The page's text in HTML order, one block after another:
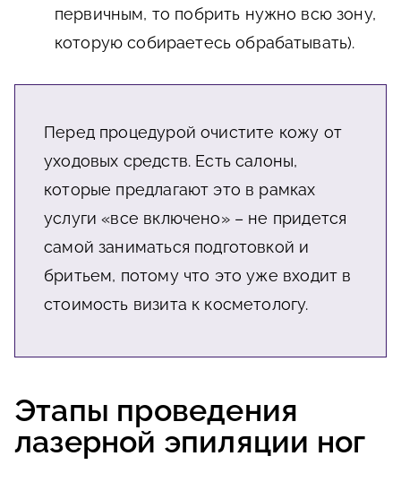
первичным, то побрить нужно всю зону,
которую собираетесь обрабатывать).
Перед процедурой очистите кожу от
уходовых средств. Есть салоны,
которые предлагают это в рамках
услуги «все включено» – не придется
самой заниматься подготовкой и
бритьем, потому что это уже входит в
стоимость визита к косметологу.
Этапы проведения
лазерной эпиляции ног